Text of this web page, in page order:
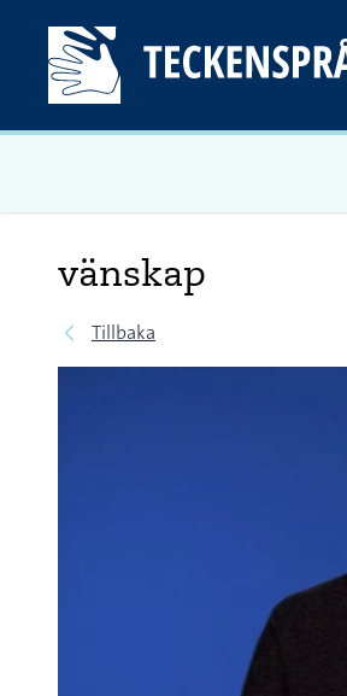
vänskap
Tillbaka